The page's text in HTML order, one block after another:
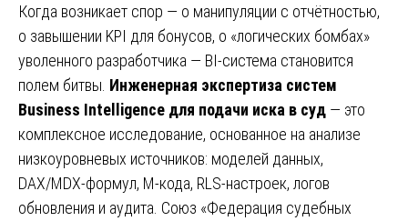
Когда возникает спор — о манипуляции с отчётностью,
о завышении KPI для бонусов, о «логических бомбах»
уволенного разработчика — BI-система становится
полем битвы. Инженерная экспертиза систем
Business Intelligence для подачи иска в суд — это
комплексное исследование, основанное на анализе
низкоуровневых источников: моделей данных,
DAX/MDX-формул, M-кода, RLS-настроек, логов
обновления и аудита. Союз «Федерация судебных